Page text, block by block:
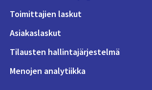
Toimittajien laskut
Asiakaslaskut
Tilausten hallintajärjestelmä
Menojen analytiikka